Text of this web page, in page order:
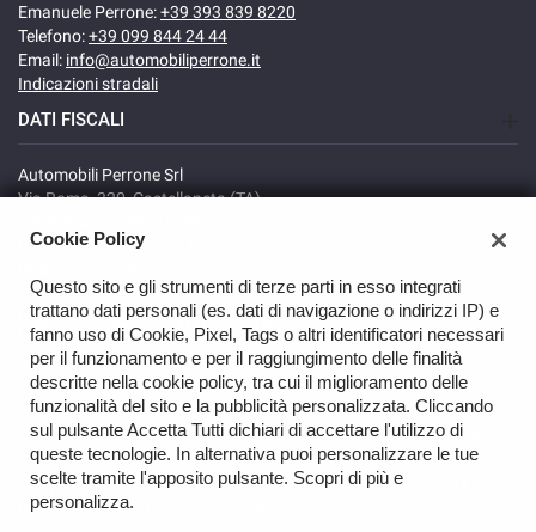
Emanuele Perrone:+39 393 839 8220
Telefono:+39 099 844 24 44
Email: info@automobiliperrone.it
Indicazioni stradali
DATI FISCALI
Automobili Perrone Srl
Via Roma, 320, Castellaneta (TA)
Registro delle imprese: TA
Copyright © 2026 Automobili Perrone Srl - VAT 02735640738 -
Read the Privacy Policy
Cookie Policy
Questo sito e gli strumenti di terze parti in esso integrati
trattano dati personali (es. dati di navigazione o indirizzi IP) e
fanno uso di Cookie, Pixel, Tags o altri identificatori necessari
per il funzionamento e per il raggiungimento delle finalità
descritte nella cookie policy, tra cui il miglioramento delle
funzionalità del sito e la pubblicità personalizzata. Cliccando
sul pulsante Accetta Tutti dichiari di accettare l'utilizzo di
queste tecnologie. In alternativa puoi personalizzare le tue
scelte tramite l'apposito pulsante. Scopri di più e
personalizza.